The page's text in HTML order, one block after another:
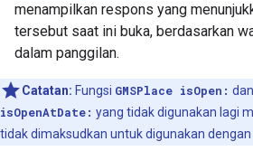
menampilkan respons yang
tersebut saat ini buka, berdasarkan
dalam panggilan.
Catatan: Fungsi GMSPlace isOpen: dan
isOpenAtDate: yang tidak digunakan lagi
tidak dimaksudkan untuk digunakan dengan